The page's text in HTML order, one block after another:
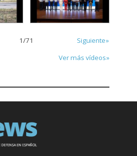
1/71
Siguiente»
Ver más vídeos»